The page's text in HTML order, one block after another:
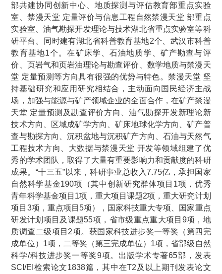
部共建协同创新中心、地质探测与评估教育部重点实验
室、禁漫天堂 定量评价与信息工程自然禁漫天堂 部重点
实验室、油气勘探开发理论与技术湖北省重点实验室等科
研平台。同时建有湖北省科普教育基地2个、武汉市科普
教育基地1个。在矿床学、石油地质学、矿产勘查与评
价、页岩气和页岩油理论与勘查评价、数学地质与禁漫天
堂 定量预测等方向具有很强的优势与特色。禁漫天堂 坚
持基础研究和应用研究相结合，主动面向国民经济主战
场，加强与能源与矿产领域企业的全面合作，在矿产禁漫
天堂 定量预测及勘查评价方向、油气勘探开发新理论新
技术方向、区域成矿学方向、矿床地球化学方向、矿产普
查与勘探方向、沉积盆地与沉积矿产方向、石油与天然气
工程技术方向、大数据与禁漫天堂 开发等领域组建了优
秀的学术团队，取得了大量有重要影响力和贡献度的科研
成果。“十三五”以来，科研事业总收入7.75亿，承担国家
自然科学基金190项（其中创新研究群体项目1项，优秀
青年科学基金项目1项，重大项目课题2项，重大研究计划
项目3项，重点项目5项），国家科技重大专项、国家重点
研发计划项目及课题55项，省市级重点重大项目9项，地
质调查二级项目2项。获国家科技进步奖一等奖（第四完
成单位）1项，二等奖（第三完成单位）1项，省部级自然
科学/科技进步奖一等奖9项。出版学术专著65部，发表
SCI/EI检索论文1838篇，其中在T2及以上期刊发表论文